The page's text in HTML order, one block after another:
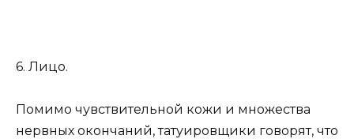
6. Лицо.
Помимо чувствительной кожи и множества
нервных окончаний, татуировщики говорят, что